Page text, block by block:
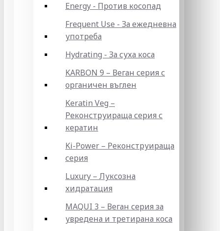
Energy - Против косопад
Frequent Use - За ежедневна
употреба
Hydrating - За суха коса
KARBON 9 – Веган серия с
органичен въглен
Keratin Veg –
Реконструираща серия с
кератин
Ki-Power – Реконструираща
серия
Luxury – Луксозна
хидратация
MAQUI 3 – Веган серия за
увредена и третирана коса